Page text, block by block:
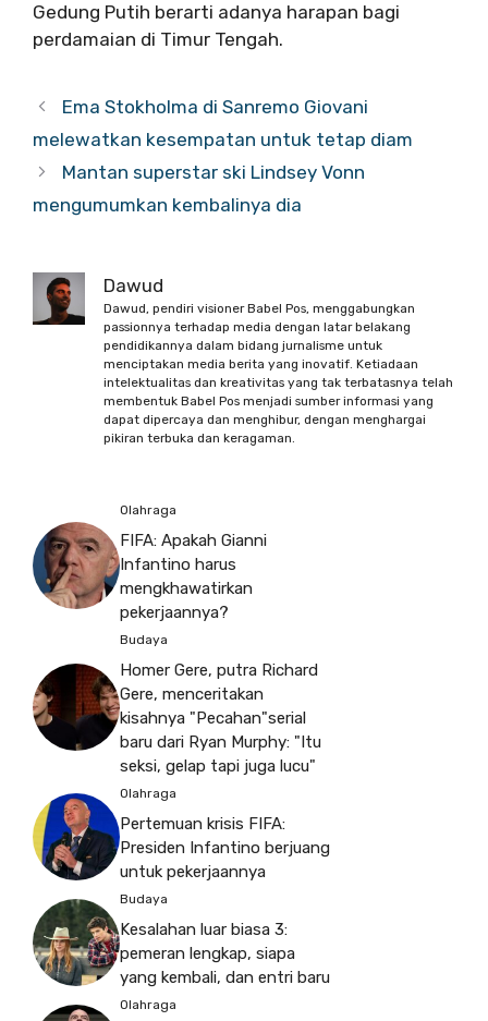
Gedung Putih berarti adanya harapan bagi
perdamaian di Timur Tengah.
Ema Stokholma di Sanremo Giovani
melewatkan kesempatan untuk tetap diam
Mantan superstar ski Lindsey Vonn
mengumumkan kembalinya dia
Dawud
Dawud, pendiri visioner Babel Pos, menggabungkan
passionnya terhadap media dengan latar belakang
pendidikannya dalam bidang jurnalisme untuk
menciptakan media berita yang inovatif. Ketiadaan
intelektualitas dan kreativitas yang tak terbatasnya telah
membentuk Babel Pos menjadi sumber informasi yang
dapat dipercaya dan menghibur, dengan menghargai
pikiran terbuka dan keragaman.
Olahraga
FIFA: Apakah Gianni
Infantino harus
mengkhawatirkan
pekerjaannya?
Budaya
Homer Gere, putra Richard
Gere, menceritakan
kisahnya "Pecahan"serial
baru dari Ryan Murphy: "Itu
seksi, gelap tapi juga lucu"
Olahraga
Pertemuan krisis FIFA:
Presiden Infantino berjuang
untuk pekerjaannya
Budaya
Kesalahan luar biasa 3:
pemeran lengkap, siapa
yang kembali, dan entri baru
Olahraga